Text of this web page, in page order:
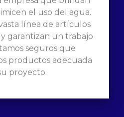
el uso del agua.
línea de artículos
garantizan un trabajo
seguros que
productos adecuada
proyecto.
PROGRAMADOR DE
GRIFO RAIN BIRD
S/